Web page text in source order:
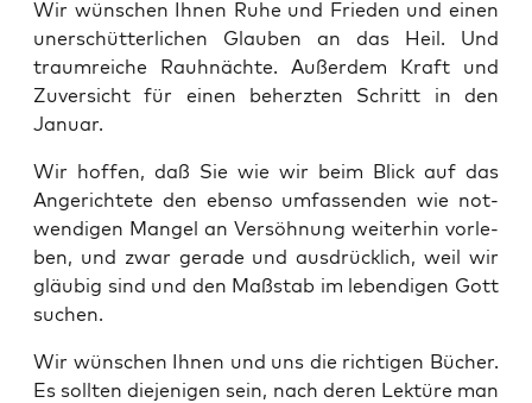
Wir wün­schen Ihnen Ruhe und Frie­den und einen
uner­schüt­ter­li­chen Glau­ben an das Heil. Und
traum­rei­che Rauh­näch­te. Außer­dem Kraft und
Zuver­sicht für einen beherz­ten Schritt in den
Januar.
Wir hof­fen, daß Sie wie wir beim Blick auf das
Ange­rich­te­te den eben­so umfas­sen­den wie not­
wen­di­gen Man­gel an Ver­söh­nung wei­ter­hin vor­le­
ben, und zwar gera­de und aus­drück­lich, weil wir
gläu­big sind und den Maß­stab im leben­di­gen Gott
suchen.
Wir wün­schen Ihnen und uns die rich­ti­gen Bücher.
Es soll­ten die­je­ni­gen sein, nach deren Lek­tü­re man